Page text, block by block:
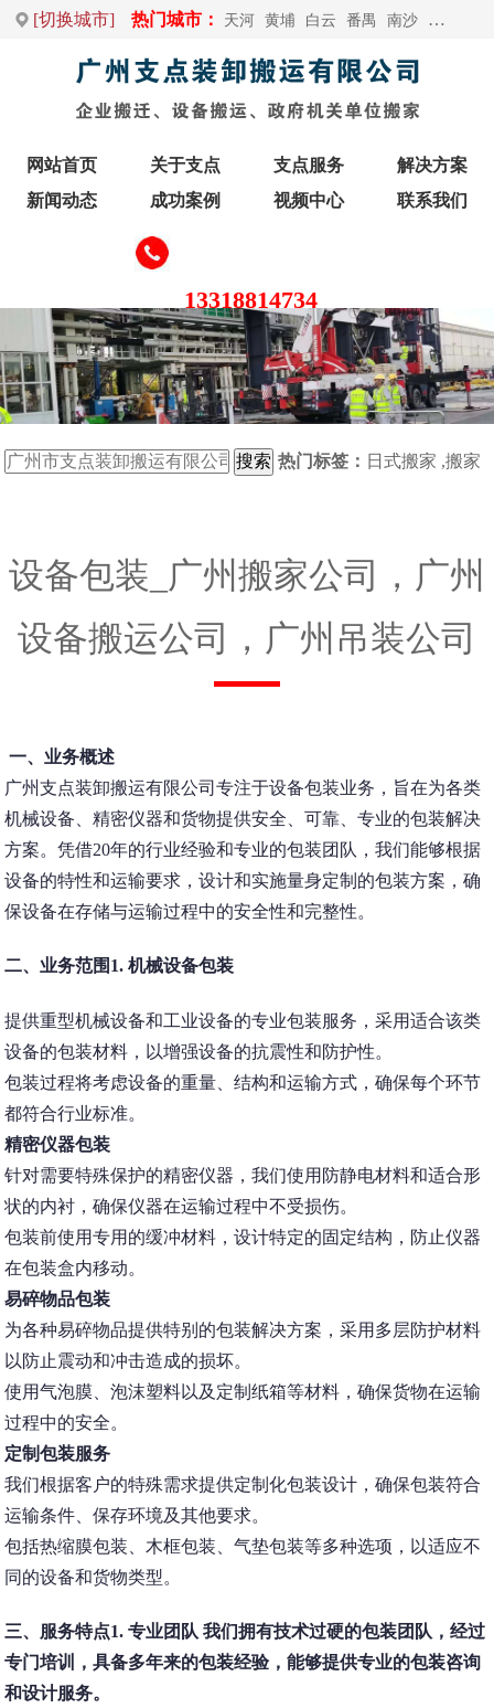
[切换城市] 热门城市： 天河 黄埔 白云 番禺 南沙 荔湾
网站首页 关于支点 支点服务
解决方案
新闻动态
成功案例 视频中心 联系我们
13318814734
热门标签： 日式搬家 ,搬家
起重搬迁,运输,重型机械设备起重搬迁服务,厂矿搬迁
设备包装_广州搬家公司，广州
设备搬运公司，广州吊装公司
一、业务概述
广州支点装卸搬运有限公司专注于设备包装业务，旨在为各类
机械设备、精密仪器和货物提供安全、可靠、专业的包装解决
方案。凭借20年的行业经验和专业的包装团队，我们能够根据
设备的特性和运输要求，设计和实施量身定制的包装方案，确
保设备在存储与运输过程中的安全性和完整性。
二、业务范围1.机械设备包装
提供重型机械设备和工业设备的专业包装服务，采用适合该类
设备的包装材料，以增强设备的抗震性和防护性。
包装过程将考虑设备的重量、结构和运输方式，确保每个环节
都符合行业标准。
精密仪器包装
针对需要特殊保护的精密仪器，我们使用防静电材料和适合形
状的内衬，确保仪器在运输过程中不受损伤。
包装前使用专用的缓冲材料，设计特定的固定结构，防止仪器
在包装盒内移动。
易碎物品包装
为各种易碎物品提供特别的包装解决方案，采用多层防护材料
以防止震动和冲击造成的损坏。
使用气泡膜、泡沫塑料以及定制纸箱等材料，确保货物在运输
过程中的安全。
定制包装服务
我们根据客户的特殊需求提供定制化包装设计，确保包装符合
运输条件、保存环境及其他要求。
包括热缩膜包装、木框包装、气垫包装等多种选项，以适应不
同的设备和货物类型。
三、服务特点1.专业团队 我们拥有技术过硬的包装团队，经过
专门培训，具备多年来的包装经验，能够提供专业的包装咨询
和设计服务。